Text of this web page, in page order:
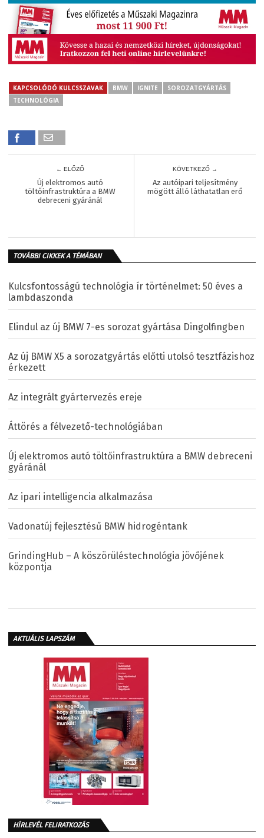
KAPCSOLÓDÓ KULCSSZAVAK BMW IGNITE
SOROZATGYÁRTÁS
TECHNOLÓGIA
← ELŐZŐ
Új elektromos autó
töltőinfrastruktúra a BMW
debreceni gyáránál
KÖVETKEZŐ →
Az autóipari teljesítmény
mögött álló láthatatlan erő
TOVÁBBI CIKKEK A TÉMÁBAN
Kulcsfontosságú technológia ír történelmet: 50 éves a
lambdaszonda
Elindul az új BMW 7-es sorozat gyártása Dingolfingben
Az új BMW X5 a sorozatgyártás előtti utolsó tesztfázishoz
érkezett
Az integrált gyártervezés ereje
Áttörés a félvezető-technológiában
Új elektromos autó töltőinfrastruktúra a BMW debreceni
gyáránál
Az ipari intelligencia alkalmazása
Vadonatúj fejlesztésű BMW hidrogéntank
GrindingHub – A köszörüléstechnológia jövőjének
központja
AKTUÁLIS LAPSZÁM
HÍRLEVÉL FELIRATKOZÁS